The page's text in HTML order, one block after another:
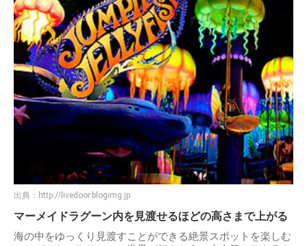
出典： http://livedoor.blogimg.jp
マーメイドラグーン内を見渡せるほどの高さまで上がる
海の中をゆっくり見渡すことができる絶景スポットを楽しむ